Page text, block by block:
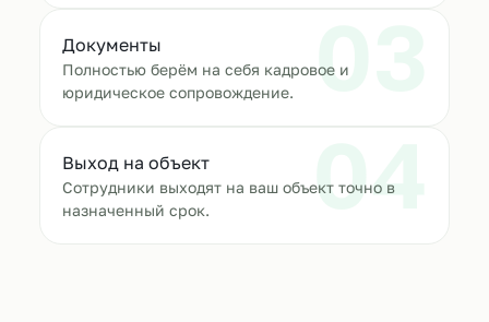
03
Документы
Полностью берём на себя кадровое и
юридическое сопровождение.
04
Выход на объект
Сотрудники выходят на ваш объект точно в
назначенный срок.